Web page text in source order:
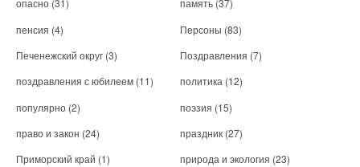
опасно (31) память (37)
пенсия (4) Персоны (83)
Печенежский округ (3) Поздравления (7)
поздравления с юбилеем (11) политика (12)
популярно (2) поэзия (15)
право и закон (24) праздник (27)
Приморский край (1) природа и экология (23)